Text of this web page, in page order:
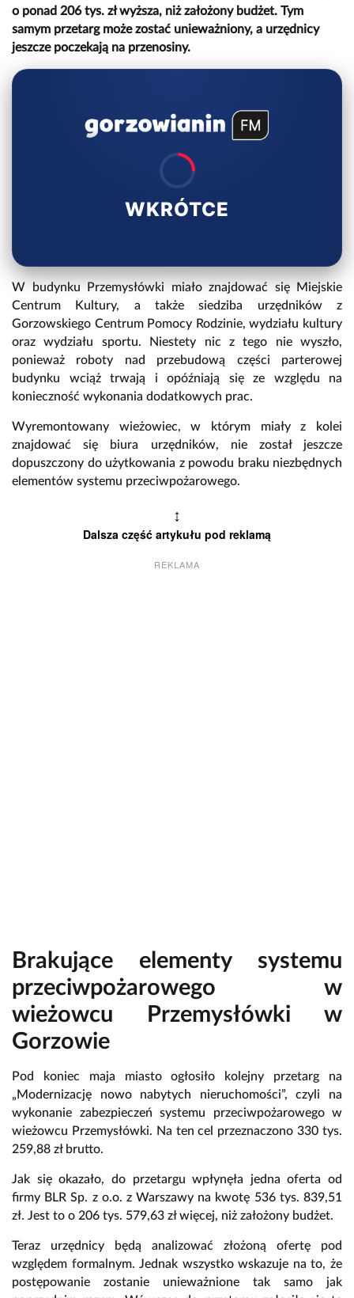
o ponad 206 tys. zł wyższa, niż założony budżet. Tym
samym przetarg może zostać unieważniony, a urzędnicy
jeszcze poczekają na przenosiny.
WKRÓTCE
W budynku Przemysłówki miało znajdować się Miejskie
Centrum Kultury, a także siedziba urzędników z
Gorzowskiego Centrum Pomocy Rodzinie, wydziału kultury
oraz wydziału sportu. Niestety nic z tego nie wyszło,
ponieważ roboty nad przebudową części parterowej
budynku wciąż trwają i opóźniają się ze względu na
konieczność wykonania dodatkowych prac.
Wyremontowany wieżowiec, w którym miały z kolei
znajdować się biura urzędników, nie został jeszcze
dopuszczony do użytkowania z powodu braku niezbędnych
elementów systemu przeciwpożarowego.
↕
Dalsza część artykułu pod reklamą
REKLAMA
Brakujące elementy systemu
przeciwpożarowego w
wieżowcu Przemysłówki w
Gorzowie
Pod koniec maja miasto ogłosiło kolejny przetarg na
„Modernizację nowo nabytych nieruchomości”, czyli na
wykonanie zabezpieczeń systemu przeciwpożarowego w
wieżowcu Przemysłówki. Na ten cel przeznaczono 330 tys.
259,88 zł brutto.
Jak się okazało, do przetargu wpłynęła jedna oferta od
firmy BLR Sp. z o.o. z Warszawy na kwotę 536 tys. 839,51
zł. Jest to o 206 tys. 579,63 zł więcej, niż założony budżet.
Teraz urzędnicy będą analizować złożoną ofertę pod
względem formalnym. Jednak wszystko wskazuje na to, że
postępowanie zostanie unieważnione tak samo jak